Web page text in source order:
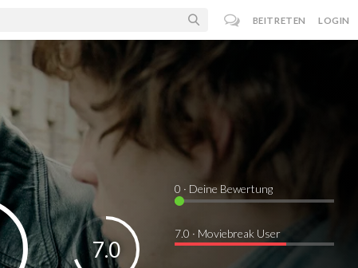
BEITRETEN LOGIN
7.0
0 · Deine Bewertung
7.0 · Moviebreak User